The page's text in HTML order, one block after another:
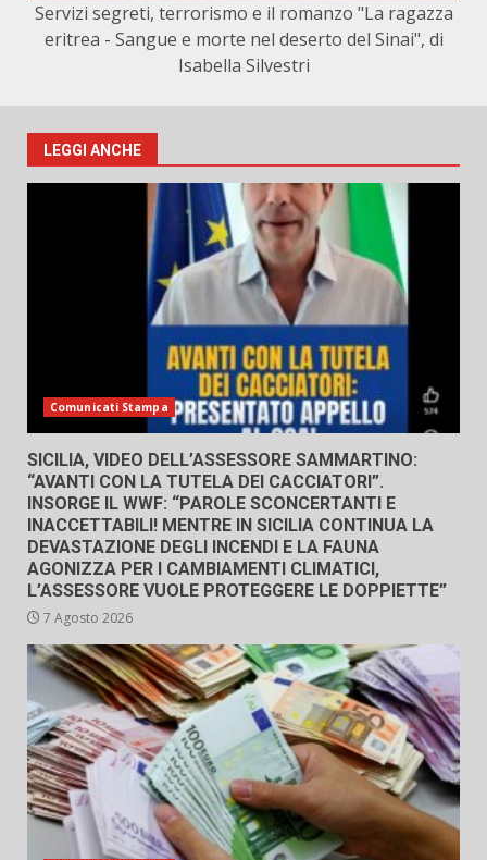
Servizi segreti, terrorismo e il romanzo "La ragazza
eritrea - Sangue e morte nel deserto del Sinai", di
Isabella Silvestri
LEGGI ANCHE
Comunicati Stampa
SICILIA, VIDEO DELL’ASSESSORE SAMMARTINO:
“AVANTI CON LA TUTELA DEI CACCIATORI”.
INSORGE IL WWF: “PAROLE SCONCERTANTI E
INACCETTABILI! MENTRE IN SICILIA CONTINUA LA
DEVASTAZIONE DEGLI INCENDI E LA FAUNA
AGONIZZA PER I CAMBIAMENTI CLIMATICI,
L’ASSESSORE VUOLE PROTEGGERE LE DOPPIETTE”
7 Agosto 2026